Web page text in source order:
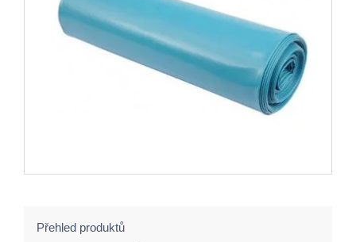
Přehled produktů